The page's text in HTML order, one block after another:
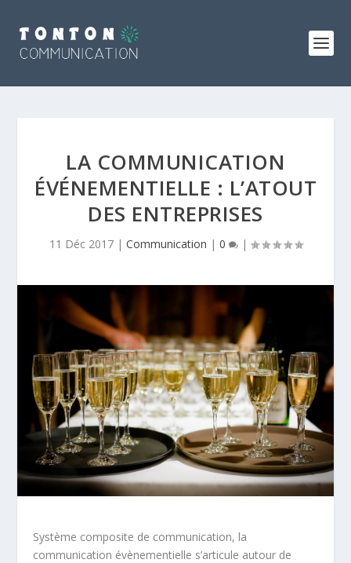
LA COMMUNICATION
ÉVÉNEMENTIELLE : L’ATOUT
DES ENTREPRISES
11 Déc 2017| Communication | 0 |
Système composite de communication, la
communication évènementielle s’articule autour de